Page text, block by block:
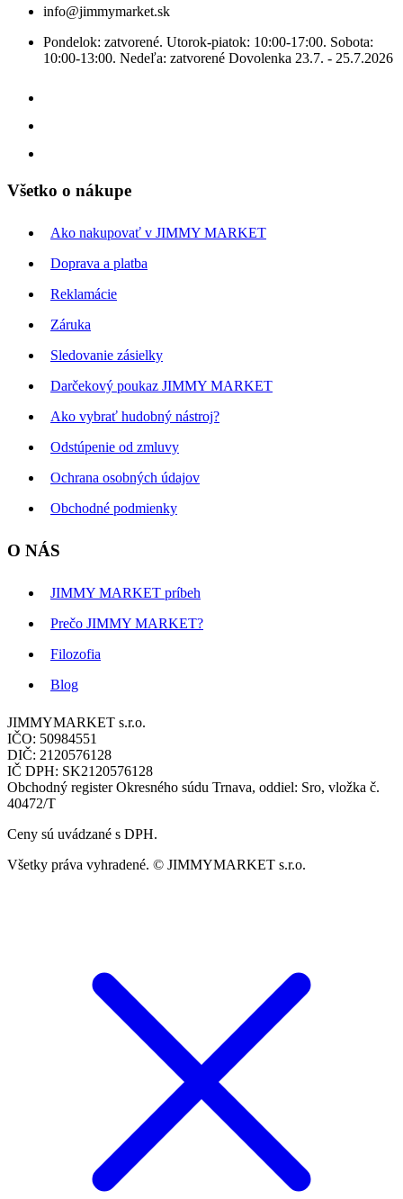
info@jimmymarket.sk
Pondelok: zatvorené. Utorok-piatok: 10:00-17:00. Sobota:
10:00-13:00. Nedeľa: zatvorené Dovolenka 23.7. - 25.7.2026
Všetko o nákupe
Ako nakupovať v JIMMY MARKET
Doprava a platba
Reklamácie
Záruka
Sledovanie zásielky
Darčekový poukaz JIMMY MARKET
Ako vybrať hudobný nástroj?
Odstúpenie od zmluvy
Ochrana osobných údajov
Obchodné podmienky
O NÁS
JIMMY MARKET príbeh
Prečo JIMMY MARKET?
Filozofia
Blog
JIMMYMARKET s.r.o.
IČO: 50984551
DIČ: 2120576128
IČ DPH: SK2120576128
Obchodný register Okresného súdu Trnava, oddiel: Sro, vložka č.
40472/T
Ceny sú uvádzané s DPH.
Všetky práva vyhradené. © JIMMYMARKET s.r.o.